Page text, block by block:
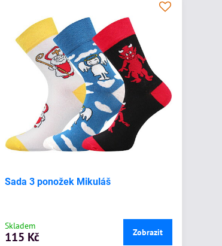
Sada 3 ponožek Mikuláš
Skladem
115 Kč Zobrazit